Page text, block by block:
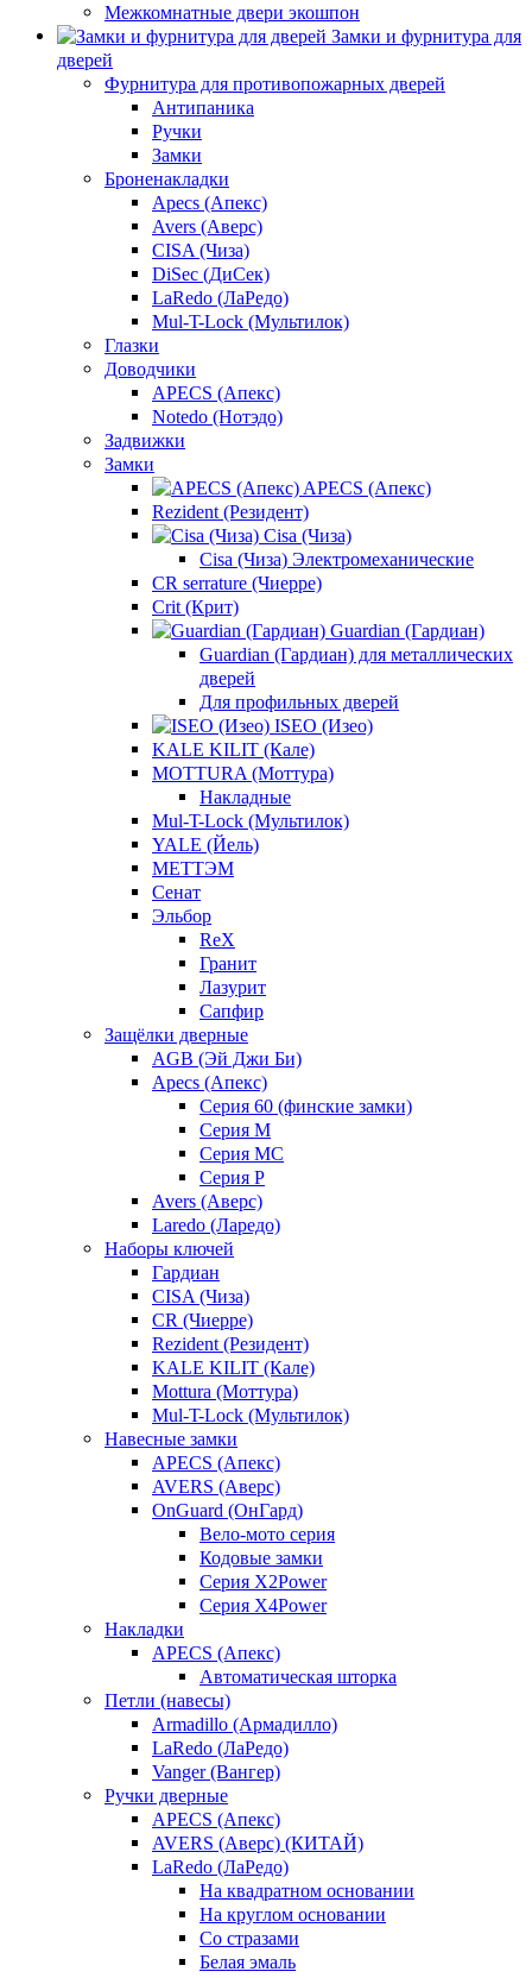
Межкомнатные двери экошпон
Замки и фурнитура для
дверей
Фурнитура для противопожарных дверей
Антипаника
Ручки
Замки
Броненакладки
Apecs (Апекс)
Avers (Аверс)
CISA (Чиза)
DiSec (ДиСек)
LaRedo (ЛаРедо)
Mul-T-Lock (Мультилок)
Глазки
Доводчики
APECS (Апекс)
Notedo (Нотэдо)
Задвижки
Замки
APECS (Апекс)
Rezident (Резидент)
Cisa (Чиза)
Cisa (Чиза) Электромеханические
CR serrature (Чиерре)
Crit (Крит)
Guardian (Гардиан)
Guardian (Гардиан) для металлических
дверей
Для профильных дверей
ISEO (Изео)
KALE KILIT (Кале)
MOTTURA (Моттура)
Накладные
Mul-T-Lock (Мультилок)
YALE (Йель)
МЕТТЭМ
Сенат
Эльбор
ReX
Гранит
Лазурит
Сапфир
Защёлки дверные
AGB (Эй Джи Би)
Apecs (Апекс)
Серия 60 (финские замки)
Серия M
Серия MC
Серия P
Avers (Аверс)
Laredo (Ларедо)
Наборы ключей
Гардиан
CISA (Чиза)
CR (Чиерре)
Rezident (Резидент)
KALE KILIT (Кале)
Mottura (Моттура)
Mul-T-Lock (Мультилок)
Навесные замки
APECS (Апекс)
AVERS (Аверс)
OnGuard (ОнГард)
Вело-мото серия
Кодовые замки
Серия X2Power
Серия X4Power
Накладки
APECS (Апекс)
Автоматическая шторка
Петли (навесы)
Armadillo (Армадилло)
LaRedo (ЛаРедо)
Vanger (Вангер)
Ручки дверные
APECS (Апекс)
AVERS (Аверс) (КИТАЙ)
LaRedo (ЛаРедо)
На квадратном основании
На круглом основании
Со стразами
Белая эмаль